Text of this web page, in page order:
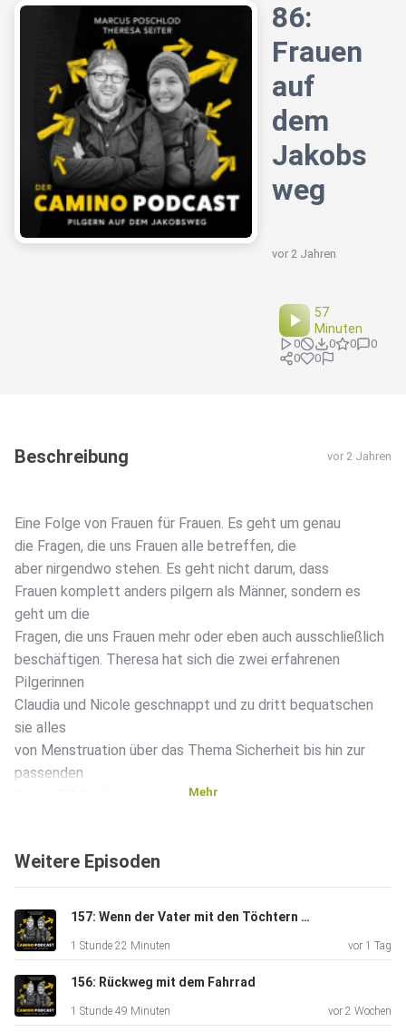
86:
Frauen
auf
dem
Jakobs
weg
vor 2 Jahren
57
Minuten
0 0 0
0
0
0
Beschreibung vor 2 Jahren
Eine Folge von Frauen für Frauen. Es geht um genau
die Fragen, die uns Frauen alle betreffen, die
aber nirgendwo stehen. Es geht nicht darum, dass
Frauen komplett anders pilgern als Männer, sondern es
geht um die
Fragen, die uns Frauen mehr oder eben auch ausschließlich
beschäftigen. Theresa hat sich die zwei erfahrenen
Pilgerinnen
Claudia und Nicole geschnappt und zu dritt bequatschen
sie alles
von Menstruation über das Thema Sicherheit bis hin zur
passenden
------------
LINKS & INFOS:⁠ Kontakt zum Camino-Podcast:
Mehr
Weitere Episoden
157: Wenn der Vater mit den Töchtern pilgert
1 Stunde 22 Minuten vor 1 Tag
156: Rückweg mit dem Fahrrad
1 Stunde 49 Minuten vor 2 Wochen